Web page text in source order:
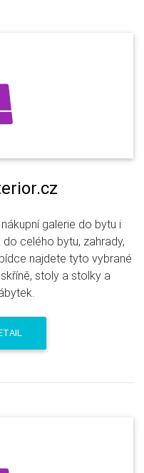
galerie do bytu i
celého bytu, zahrady,
najdete tyto vybrané
stoly a stolky a